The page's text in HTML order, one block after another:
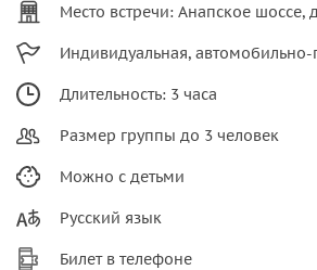
Место встречи: Анапское шоссе,
Индивидуальная,
Длительность: 3 часа
Размер группы до 3 человек
Можно с детьми
Русский язык
Билет в телефоне